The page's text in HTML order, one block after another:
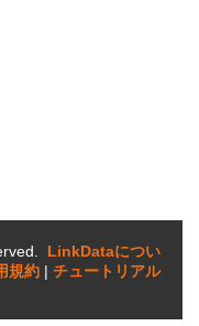
LinkDataについ
規約 | チュートリアル